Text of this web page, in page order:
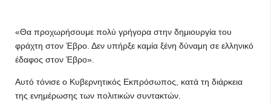
«Θα προχωρήσουμε πολύ γρήγορα στην δημιουργία του
φράχτη στον Έβρο. Δεν υπήρξε καμία ξένη δύναμη σε ελληνικό
έδαφος στον Έβρο».
Αυτό τόνισε ο Κυβερνητικός Εκπρόσωπος, κατά τη διάρκεια
της ενημέρωσης των πολιτικών συντακτών.